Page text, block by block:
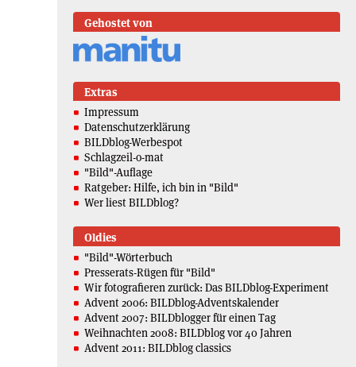
Gehostet von
Extras
Impressum
Datenschutzerklärung
BILDblog-Werbespot
Schlagzeil-o-mat
"Bild"-Auflage
Ratgeber: Hilfe, ich bin in "Bild"
Wer liest BILDblog?
Oldies
"Bild"-Wörterbuch
Presserats-Rügen für "Bild"
Wir fotografieren zurück: Das BILDblog-Experiment
Advent 2006: BILDblog-Adventskalender
Advent 2007: BILDblogger für einen Tag
Weihnachten 2008: BILDblog vor 40 Jahren
Advent 2011: BILDblog classics